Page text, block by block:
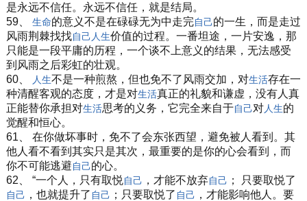
是永远不信任。永远不信任，就是结局。
59、 生命的意义不是在碌碌无为中走完自己的一生，而是走过
风雨荆棘找找自己 人生价值的过程。一番坦途，一片安逸，那
只能是一段平庸的历程，一个谈不上意义的结果，无法感受
到风雨之后彩虹的壮观。
60、
人生不是一种煎熬，但也免不了风雨交加，对生活存在一
种清醒客观的态度，才是对生活真正的礼貌和谦虚，没有人真
正能替你承担对生活思考的义务，它完全来自于自己对人生的
觉醒和恒心。
61、 在你做坏事时，免不了会东张西望，避免被人看到。其
他人看不看到其实只是其次，最重要的是你的心会看到，而
你不可能逃避自己的心。
62、 “一个人，只有取悦自己 ，才能不放弃自己 ； 只要取悦了
自己 ，也就提升了 自己 ；只要取悦了 自己 ，才能影响他人。要